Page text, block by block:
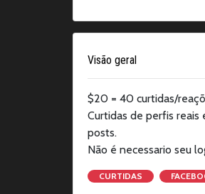
Visão geral
$20 = 40 curtidas/
Curtidas de perfis reais
posts.
Não é necessario seu
CURTIDAS